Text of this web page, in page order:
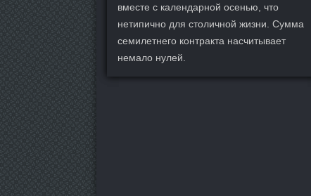
вместе с календарной осенью, что
нетипично для столичной жизни. Сумма
семилетнего контракта насчитывает
немало нулей.